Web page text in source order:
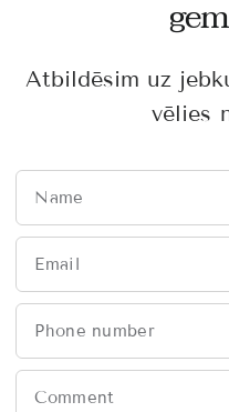
Atbildēsim uz
vēlies
Name
Email
Phone number
Comment